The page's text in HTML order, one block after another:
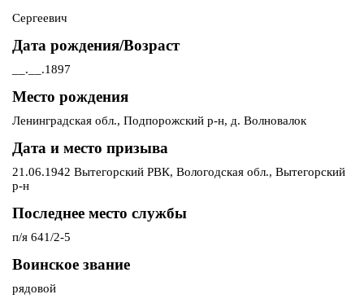
Сергеевич
Дата рождения/Возраст
__.__.1897
Место рождения
Ленинградская обл., Подпорожский р-н, д. Волновалок
Дата и место призыва
21.06.1942 Вытегорский РВК, Вологодская обл., Вытегорский
р-н
Последнее место службы
п/я 641/2-5
Воинское звание
рядовой